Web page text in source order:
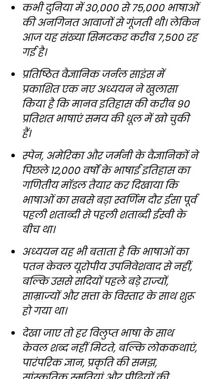
कभी दुनिया में 30,000 से 75,000 भाषाओं
की अनगिनत आवाजों से गूंजती थी। लेकिन
आज यह संख्या सिमटकर करीब 7,500 रह
गई है।
प्रतिष्ठित वैज्ञानिक जर्नल साइंस में
प्रकाशित एक नए अध्ययन ने खुलासा
किया है कि मानव इतिहास की करीब 90
प्रतिशत भाषाएं समय की धूल में खो चुकी
हैं।
स्पेन, अमेरिका और जर्मनी के वैज्ञानिकों ने
पिछले 12,000 वर्षों के भाषाई इतिहास का
गणितीय मॉडल तैयार कर दिखाया कि
भाषाओं का सबसे बड़ा स्वर्णिम दौर ईसा पूर्व
पहली शताब्दी से पहली शताब्दी ईस्वी के
बीच था।
अध्ययन यह भी बताता है कि भाषाओं का
पतन केवल यूरोपीय उपनिवेशवाद से नहीं,
बल्कि उससे सदियों पहले बड़े राज्यों,
साम्राज्यों और सत्ता के विस्तार के साथ शुरू
हो गया था।
देखा जाए तो हर विलुप्त भाषा के साथ
केवल शब्द नहीं मिटते, बल्कि लोककथाएं,
पारंपरिक ज्ञान, प्रकृति की समझ,